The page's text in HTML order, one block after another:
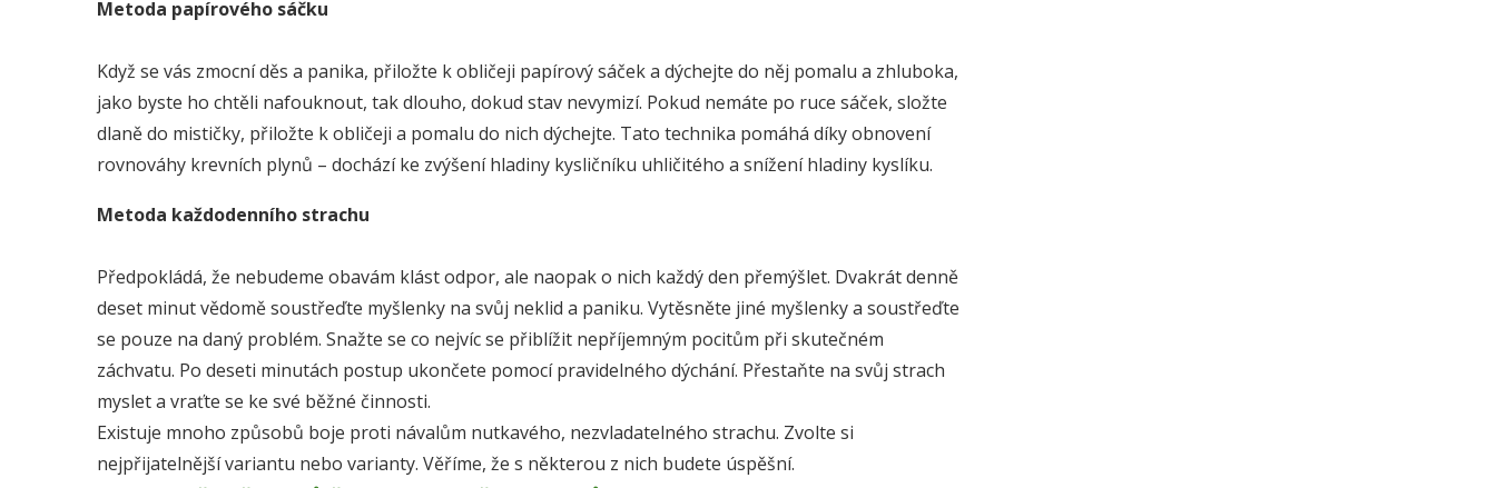
Metoda papírového sáčku
Když se vás zmocní děs a panika, přiložte k obličeji papírový sáček a dýchejte do něj pomalu a zhluboka,
jako byste ho chtěli nafouknout, tak dlouho, dokud stav nevymizí. Pokud nemáte po ruce sáček, složte
dlaně do mističky, přiložte k obličeji a pomalu do nich dýchejte. Tato technika pomáhá díky obnovení
rovnováhy krevních plynů – dochází ke zvýšení hladiny kysličníku uhličitého a snížení hladiny kyslíku.
Metoda každodenního strachu
Předpokládá, že nebudeme obavám klást odpor, ale naopak o nich každý den přemýšlet. Dvakrát denně
deset minut vědomě soustřeďte myšlenky na svůj neklid a paniku. Vytěsněte jiné myšlenky a soustřeďte
se pouze na daný problém. Snažte se co nejvíc se přiblížit nepříjemným pocitům při skutečném
záchvatu. Po deseti minutách postup ukončete pomocí pravidelného dýchání. Přestaňte na svůj strach
myslet a vraťte se ke své běžné činnosti.
Existuje mnoho způsobů boje proti návalům nutkavého, nezvladatelného strachu. Zvolte si
nejpřijatelnější variantu nebo varianty. Věříme, že s některou z nich budete úspěšní.